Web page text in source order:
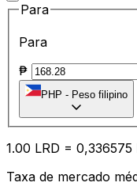
Para
Para
₱
PHP - Peso filipino
1.00 LRD = 0,336575
Taxa de mercado